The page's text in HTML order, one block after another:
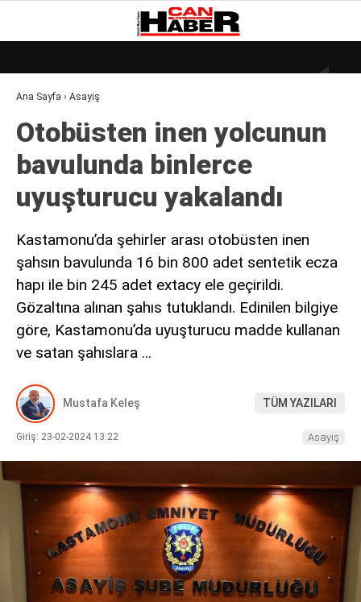
WhatsApp İhbar Hattı
Facebook
21.2°
GALERİ
DÜNYA
EKONOMI
GÜNDEM
MAGAZIN
SAĞLIK
POLITIKA
ASAYIŞ
DIĞER
Ana Sayfa › Asayiş
Otobüsten inen yolcunun
bavulunda binlerce
uyuşturucu yakalandı
Kastamonu’da şehirler arası otobüsten inen
şahsın bavulunda 16 bin 800 adet sentetik ecza
hapı ile bin 245 adet extacy ele geçirildi.
Gözaltına alınan şahıs tutuklandı. Edinilen bilgiye
göre, Kastamonu’da uyuşturucu madde kullanan
ve satan şahıslara …
Mustafa Keleş TÜM YAZILARI
Giriş: 23-02-2024 13:22 Asayiş